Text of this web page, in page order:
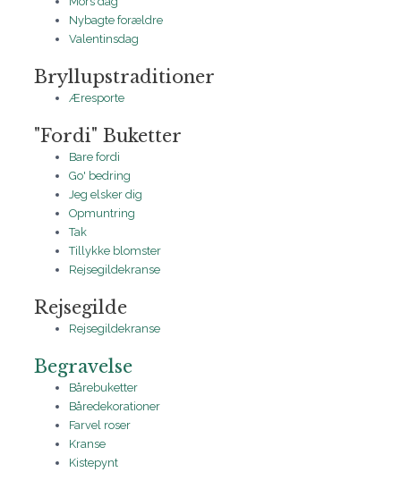
Nybagte forældre
Valentinsdag
Bryllupstraditioner
Æresporte
"Fordi" Buketter
Bare fordi
Go' bedring
Jeg elsker dig
Opmuntring
Tak
Tillykke blomster
Rejsegildekranse
Rejsegilde
Rejsegildekranse
Begravelse
Bårebuketter
Båredekorationer
Farvel roser
Kranse
Kistepynt